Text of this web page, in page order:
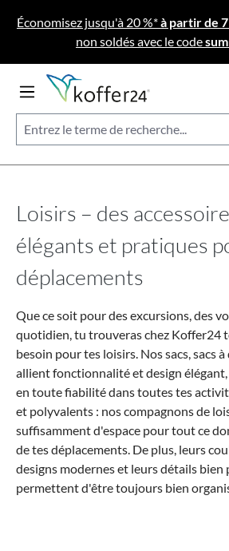
Passer au contenu principal
Économisez jusqu'à 20 %*à partir de
non soldés avec le code
Loisirs – des
élégants et pratiques
déplacements
Que ce soit pour des excursions, des
quotidien, tu trouveras chez Koffer24
besoin pour tes loisirs. Nos sacs, sacs
allient fonctionnalité et design élégant,
en toute fiabilité dans toutes tes
et polyvalents : nos compagnons de
suffisamment d'espace pour tout ce
de tes déplacements. De plus, leurs
designs modernes et leurs détails bien
permettent d'être toujours bien